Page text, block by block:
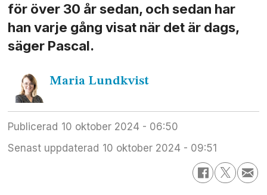
för över 30 år sedan, och sedan har
han varje gång visat när det är dags,
säger Pascal.
Maria Lundkvist
Publicerad
10 oktober 2024 - 06:50
Senast uppdaterad
10 oktober 2024 - 09:51